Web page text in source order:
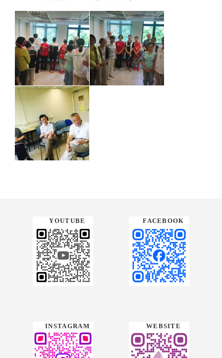
YOUTUBE FACEBOOK
INSTAGRAM WEBSITE